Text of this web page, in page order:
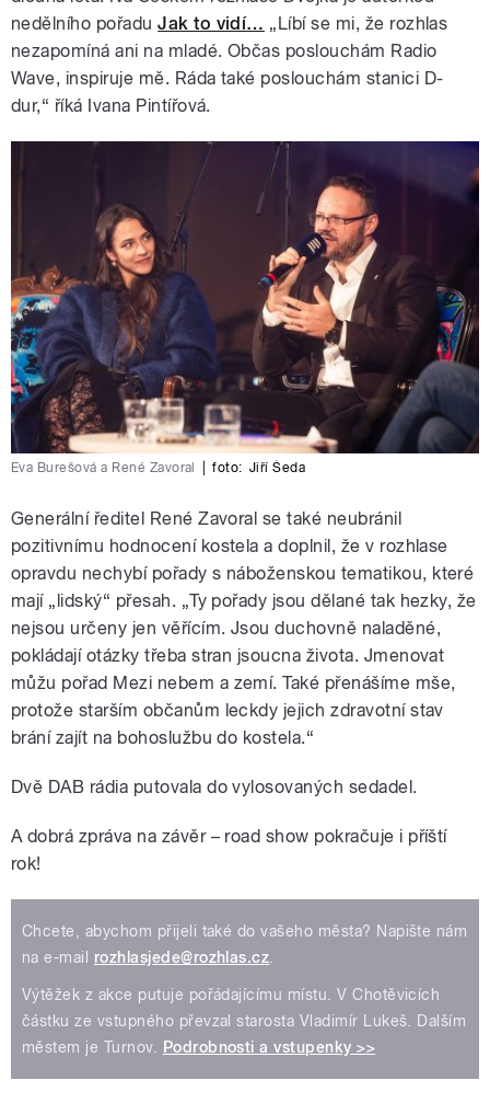
nedělního pořaduJak to vidí… „Líbí se mi, že rozhlas
nezapomíná ani na mladé. Občas poslouchám Radio
Wave, inspiruje mě. Ráda také poslouchám stanici D-
dur,“ říká Ivana Pintířová.
Eva Burešová a René Zavoral foto: Jiří Šeda
Generální ředitel René Zavoral se také neubránil
pozitivnímu hodnocení kostela a doplnil, že v rozhlase
opravdu nechybí pořady s náboženskou tematikou, které
mají „lidský“ přesah. „Ty pořady jsou dělané tak hezky, že
nejsou určeny jen věřícím. Jsou duchovně naladěné,
pokládají otázky třeba stran jsoucna života. Jmenovat
můžu pořad Mezi nebem a zemí. Také přenášíme mše,
protože starším občanům leckdy jejich zdravotní stav
brání zajít na bohoslužbu do kostela.“
Dvě DAB rádia putovala do vylosovaných sedadel.
A dobrá zpráva na závěr – road show pokračuje i příští
rok!
Chcete, abychom přijeli také do vašeho města? Napište nám
na e-mail rozhlasjede@rozhlas.cz.
Výtěžek z akce putuje pořádajícímu místu. V Chotěvicích
částku ze vstupného převzal starosta Vladimír Lukeš. Dalším
městem je Turnov. Podrobnosti a vstupenky >>